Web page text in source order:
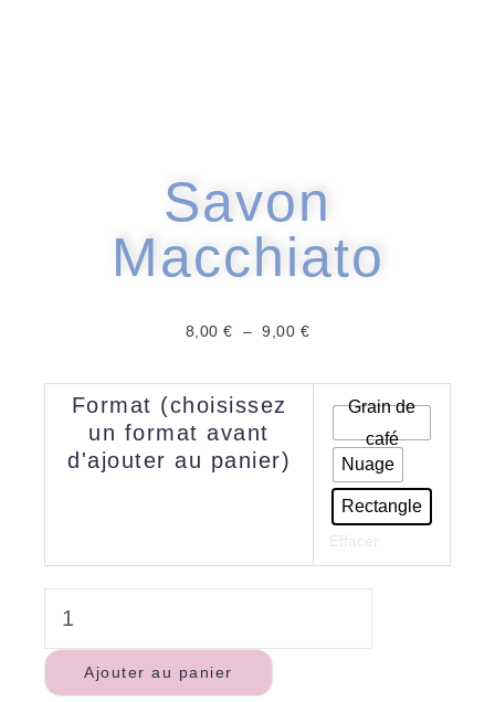
Savon
Macchiato
8,00€ – 9,00 €
8,00 €
9,00 €
Format (choisissez
un format avant
d'ajouter au panier)
Grain de
café
Nuage
Rectangle
Effacer
quantité
Macchiato
Ajouter au panier